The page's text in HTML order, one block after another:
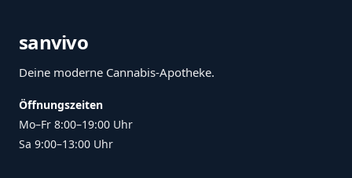
sanvivo
Deine moderne Cannabis-Apotheke.
Öffnungszeiten
Mo–Fr 8:00–19:00 Uhr
Sa 9:00–13:00 Uhr